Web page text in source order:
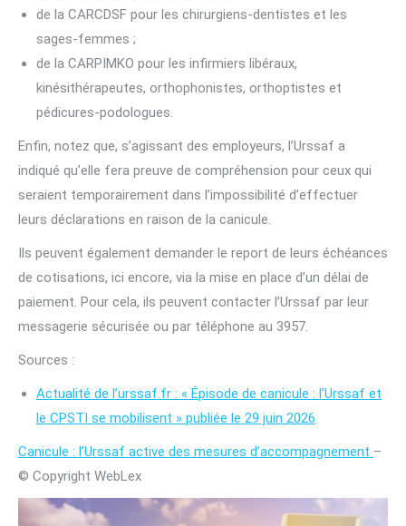
de la CARCDSF pour les chirurgiens-dentistes et les
sages-femmes ;
de la CARPIMKO pour les infirmiers libéraux,
kinésithérapeutes, orthophonistes, orthoptistes et
pédicures-podologues.
Enfin, notez que, s’agissant des employeurs, l’Urssaf a
indiqué qu’elle fera preuve de compréhension pour ceux qui
seraient temporairement dans l’impossibilité d’effectuer
leurs déclarations en raison de la canicule.
Ils peuvent également demander le report de leurs échéances
de cotisations, ici encore, via la mise en place d’un délai de
paiement. Pour cela, ils peuvent contacter l’Urssaf par leur
messagerie sécurisée ou par téléphone au 3957.
Sources :
Actualité de l’urssaf.fr : « Épisode de canicule : l’Urssaf et
le CPSTI se mobilisent » publiée le 29 juin 2026
Canicule : l’Urssaf active des mesures d’accompagnement –
© Copyright WebLex